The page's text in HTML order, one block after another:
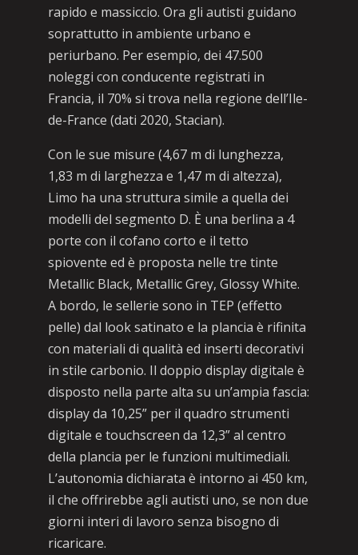
rapido e massiccio. Ora gli autisti guidano
soprattutto in ambiente urbano e
periurbano. Per esempio, dei 47.500
noleggi con conducente registrati in
Francia, il 70% si trova nella regione dell’Ile-
de-France (dati 2020, Stacian).
Con le sue misure (4,67 m di lunghezza,
1,83 m di larghezza e 1,47 m di altezza),
Limo ha una struttura simile a quella dei
modelli del segmento D. È una berlina a 4
porte con il cofano corto e il tetto
spiovente ed è proposta nelle tre tinte
Metallic Black, Metallic Grey, Glossy White.
A bordo, le sellerie sono in TEP (effetto
pelle) dal look satinato e la plancia è rifinita
con materiali di qualità ed inserti decorativi
in stile carbonio. Il doppio display digitale è
disposto nella parte alta su un’ampia fascia:
display da 10,25” per il quadro strumenti
digitale e touchscreen da 12,3” al centro
della plancia per le funzioni multimediali.
L’autonomia dichiarata è intorno ai 450 km,
il che offrirebbe agli autisti uno, se non due
giorni interi di lavoro senza bisogno di
ricaricare.